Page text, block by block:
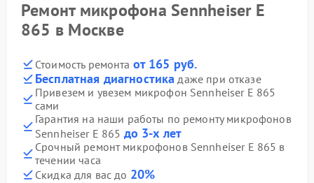
Ремонт микрофона Sennheiser E
865 в Москве
Стоимость ремонта от 165 руб.
Бесплатная диагностика даже при отказе
Привезем и увезем микрофон Sennheiser E 865
сами
Гарантия на наши работы по ремонту микрофонов
Sennheiser E 865 до 3-х лет
Срочный ремонт микрофонов Sennheiser E 865 в
течении часа
Скидка для вас до 20%